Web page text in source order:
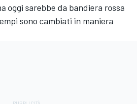
oggi sarebbe da bandiera rossa
sono cambiati in maniera